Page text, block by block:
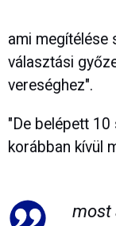
ami megítélése
választási
vereséghez".
"De belépett 10
korábban kívül
most